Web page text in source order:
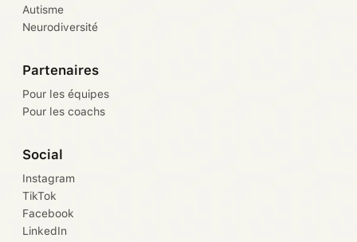
Autisme
Neurodiversité
Partenaires
Pour les équipes
Pour les coachs
Social
Instagram
TikTok
Facebook
LinkedIn